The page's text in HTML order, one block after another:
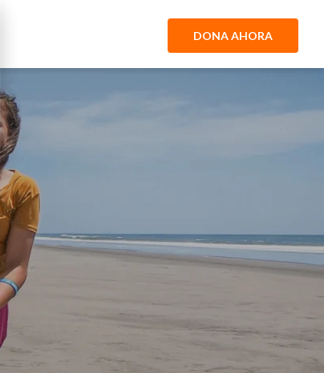
DONA AHORA